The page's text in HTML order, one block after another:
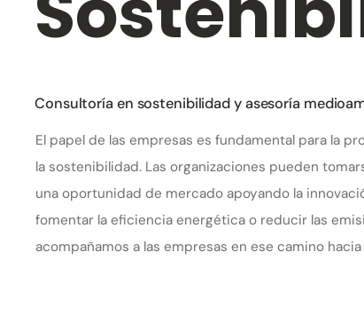
Consultoría en sostenibilidad y asesoría
El papel de las empresas es fundamental para la
la sostenibilidad. Las organizaciones pueden
una oportunidad de mercado apoyando la
fomentar la eficiencia energética o reducir las
acompañamos a las empresas en ese camino